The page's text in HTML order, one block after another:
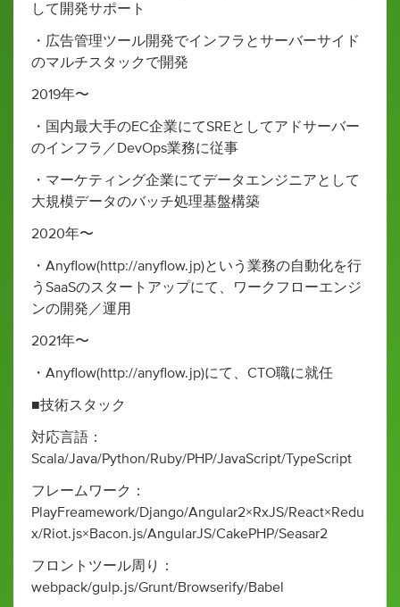
して開発サポート
・広告管理ツール開発でインフラとサーバーサイド
のマルチスタックで開発
2019年〜
・国内最大手のEC企業にてSREとしてアドサーバー
のインフラ／DevOps業務に従事
・マーケティング企業にてデータエンジニアとして
大規模データのバッチ処理基盤構築
2020年〜
・Anyflow(http://anyflow.jp)という業務の自動化を行
うSaaSのスタートアップにて、ワークフローエンジ
ンの開発／運用
2021年〜
・Anyflow(http://anyflow.jp)にて、CTO職に就任
■技術スタック
対応言語：
Scala/Java/Python/Ruby/PHP/JavaScript/TypeScript
フレームワーク：
PlayFreamework/Django/Angular2×RxJS/React×Redu
x/Riot.js×Bacon.js/AngularJS/CakePHP/Seasar2
フロントツール周り：
webpack/gulp.js/Grunt/Browserify/Babel